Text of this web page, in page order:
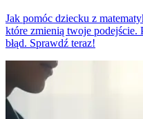
Jak pomóc dziecku z
które zmienią twoje podejście.
błąd. Sprawdź teraz!